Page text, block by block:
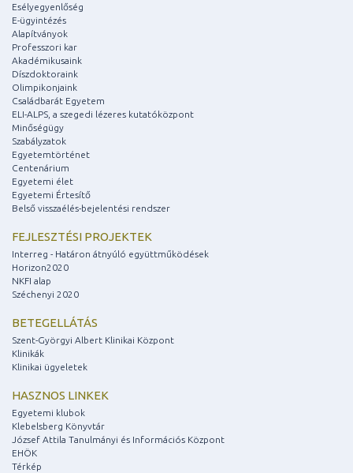
Esélyegyenlőség
E-ügyintézés
Alapítványok
Professzori kar
Akadémikusaink
Díszdoktoraink
Olimpikonjaink
Családbarát Egyetem
ELI-ALPS, a szegedi lézeres kutatóközpont
Minőségügy
Szabályzatok
Egyetemtörténet
Centenárium
Egyetemi élet
Egyetemi Értesítő
Belső visszaélés-bejelentési rendszer
FEJLESZTÉSI PROJEKTEK
Interreg - Határon átnyúló együttműködések
Horizon2020
NKFI alap
Széchenyi 2020
BETEGELLÁTÁS
Szent-Györgyi Albert Klinikai Központ
Klinikák
Klinikai ügyeletek
HASZNOS LINKEK
Egyetemi klubok
Klebelsberg Könyvtár
József Attila Tanulmányi és Információs Központ
EHÖK
Térkép